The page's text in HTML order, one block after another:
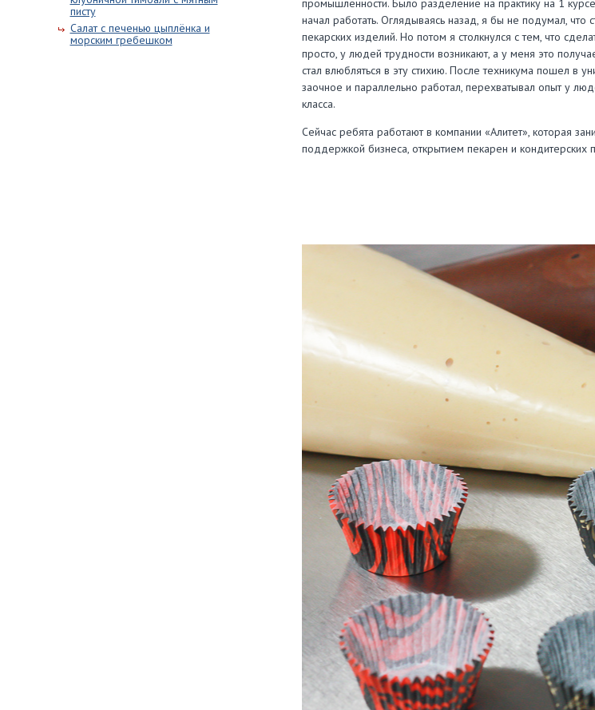
писту
Салат с печенью цыплёнка и
морским гребешком
промышленности. Было разделение на практику на 1
начал работать. Оглядываясь назад, я бы не подумал, что
пекарских изделий. Но потом я столкнулся с тем, что
просто, у людей трудности возникают, а у меня это
стал влюбляться в эту стихию. После техникума пошел в
заочное и параллельно работал, перехватывал опыт у
класса.
Сейчас ребята работают в компании «Алитет», которая
поддержкой бизнеса, открытием пекарен и кондитерских